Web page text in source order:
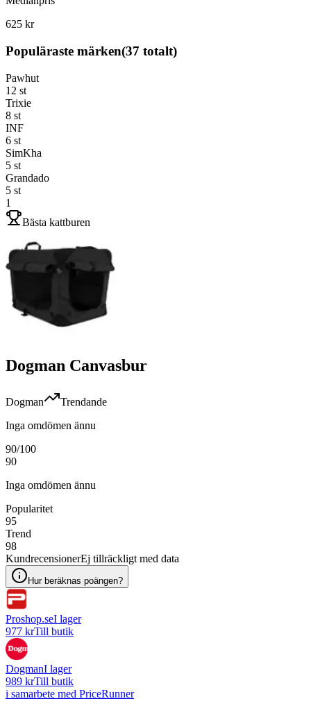
625 kr
Populäraste märken(37 totalt)
Pawhut
12 st
Trixie
8 st
INF
6 st
SimKha
5 st
Grandado
5 st
1
Bästa kattburen
Dogman Canvasbur
Dogman
Trendande
Inga omdömen ännu
90/100
90
Inga omdömen ännu
Popularitet
95
Trend
98
KundrecensionerEj tillräckligt med data
Hur beräknas poängen?
Proshop.seI lager
977 krTill butik
DogmanI lager
989 krTill butik
i samarbete med PriceRunner